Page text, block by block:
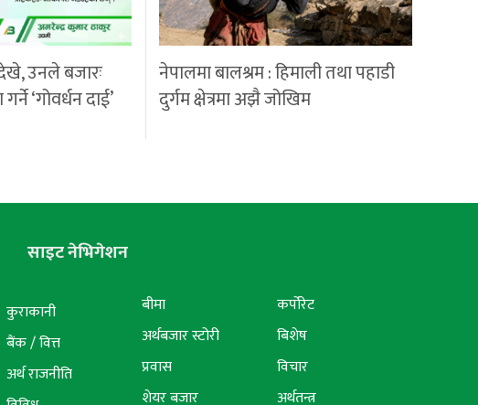
उनले बजारः
‘गोवर्धन दाई’
नेपालमा बालश्रम : हिमाली तथा पहाडी
दुर्गम क्षेत्रमा अझै जोखिम
साइट नेभिगेशन
कुराकानी
बैंक / वित्त
अर्थ राजनीति
बीमा
अर्थबजार स्टोरी
प्रवास
शेयर बजार
कर्पोरेट
बिशेष
विचार
अर्थतन्त्र